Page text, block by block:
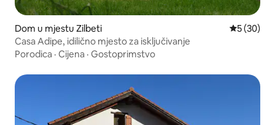
Dom u mjestu Zilbeti Prosječna
5 (30)
Casa Adipe, idilično mjesto za isključivanje
Porodica · Cijena · Gostoprimstvo